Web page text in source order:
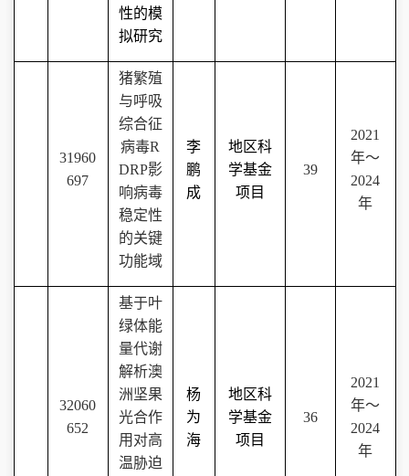
性的模
拟研究
31960
697
猪繁殖
与呼吸
综合征
病毒R
DRP影
响病毒
稳定性
的关键
功能域
李
鹏
成
地区科
学基金
项目
39
2021
年～
2024
年
32060
652
基于叶
绿体能
量代谢
解析澳
洲坚果
光合作
用对高
温胁迫
杨
为
海
地区科
学基金
项目
36
2021
年～
2024
年